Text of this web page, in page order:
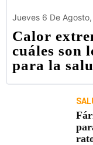
Jueves 6 De
Calor
cuáles son
para la